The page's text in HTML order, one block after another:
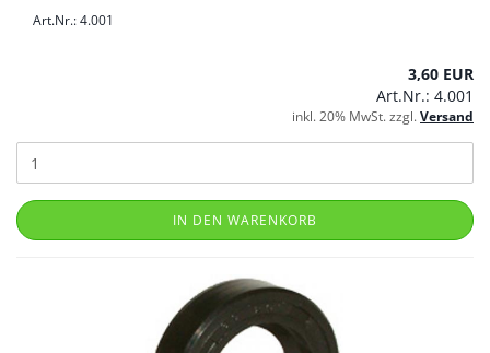
Art.Nr.: 4.001
3,60 EUR
Art.Nr.: 4.001
inkl. 20% MwSt. zzgl.Versand
IN DEN WARENKORB